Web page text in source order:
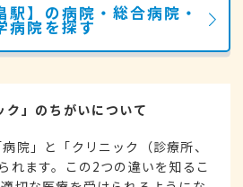
駅】の病院・総合病院・
病院を探す
ク」のちがいについて
院」と「クリニック（診療所、
れます。この2つの違いを知るこ